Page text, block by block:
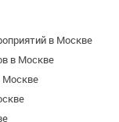
в Москве
в Москве
Москве